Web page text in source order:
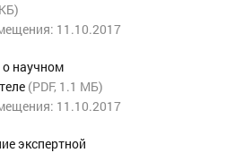
11.10.2017
научном
(PDF, 1.1 МБ)
11.10.2017
экспертной